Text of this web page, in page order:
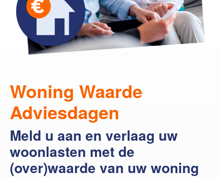
Onze diensten
Contact
Word jij onze nieuwe makelaar?
Blog
De Amsterdamse woningmarkt
verandert
Lees de blog van
Amsterdam
Woning Waarde
Adviesdagen
Meld u aan en verlaag uw
woonlasten met de
(over)waarde van uw woning